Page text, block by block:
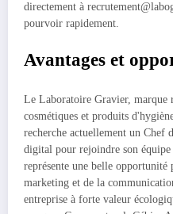
directement à
pourvoir rapidement.
Avantages et
Le Laboratoire Gravier, marque
cosmétiques et produits
recherche actuellement un
digital pour rejoindre son
représente une belle opportunité
marketing et de la
entreprise à forte valeur